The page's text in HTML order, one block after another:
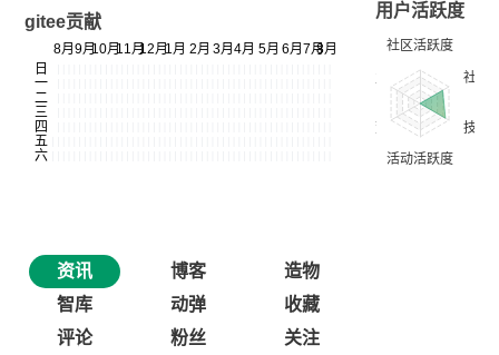
gitee贡献
用户活跃度
资讯 博客
造物
智库
动弹
收藏
评论
粉丝 关注